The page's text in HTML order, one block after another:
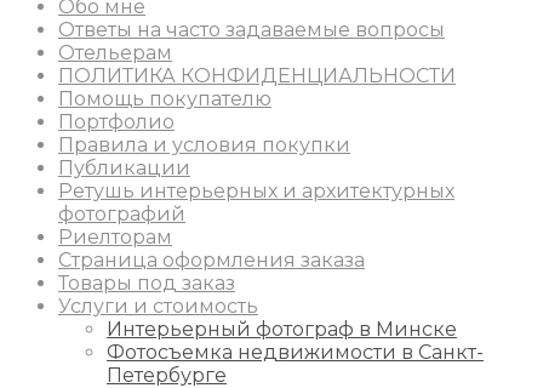
Обо мне
Ответы на часто задаваемые вопросы
Отельерам
ПОЛИТИКА КОНФИДЕНЦИАЛЬНОСТИ
Помощь покупателю
Портфолио
Правила и условия покупки
Публикации
Ретушь интерьерных и архитектурных
фотографий
Риелторам
Страница оформления заказа
Товары под заказ
Услуги и стоимость
Интерьерный фотограф в Минске
Фотосъемка недвижимости в Санкт-
Петербурге